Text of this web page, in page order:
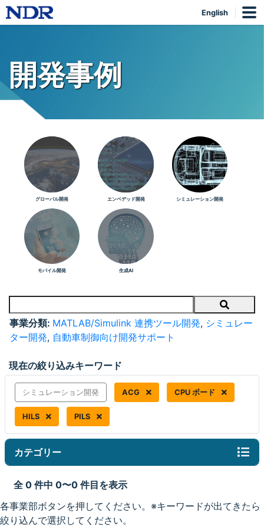
English
開発事例
グローバル開発 エンベデッド開発 シミュレーション開発
モバイル開発 生成AI
Search
事業分類: MATLAB/Simulink 連携ツール開発, シミュレー
ター開発, 自動車制御向け開発サポート
現在の絞り込みキーワード
シミュレーション開発 ACG CPU ボード
HILS PILS
カテゴリー
全 0 件中 0〜0 件目を表示
各事業部ボタンを押してください。※キーワードが出てきたら
絞り込んで選択してください。